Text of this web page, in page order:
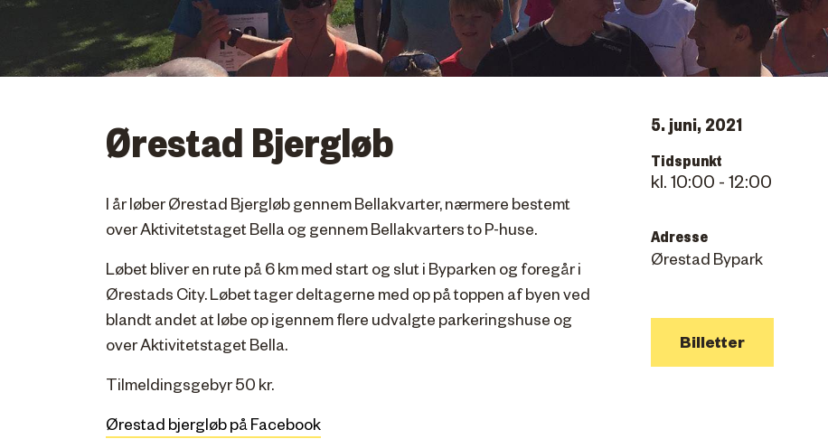
Ørestad Bjergløb
I år løber Ørestad Bjergløb gennem Bellakvarter, nærmere bestemt
over Aktivitetstaget Bella og gennem Bellakvarters to P-huse.
Løbet bliver en rute på 6 km med start og slut i Byparken og foregår i
Ørestads City. Løbet tager deltagerne med op på toppen af byen ved
blandt andet at løbe op igennem flere udvalgte parkeringshuse og
over Aktivitetstaget Bella.
Tilmeldingsgebyr 50 kr.
Ørestad bjergløb på Facebook
5. juni, 2021
Tidspunkt
10:00 - 12:00
Adresse
Ørestad Bypark
Billetter